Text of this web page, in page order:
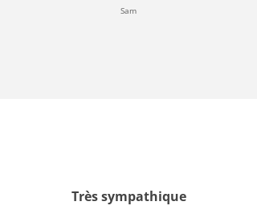
Sam
Très sympathique